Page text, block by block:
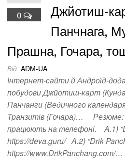
0
Джйотиш-
Панчнага,
Прашна, Гочара,
Від ADM-UA
Інтернет-сайти й Андроїд-
побудови Джйотиш-карт
Панчанги (Ведичного
Транзитів (Гочара)… Резюме:
працюють на телефоні. A.1)
https://deva.guru/ A.2) “Drik
https://www.DrikPanchang.com/…